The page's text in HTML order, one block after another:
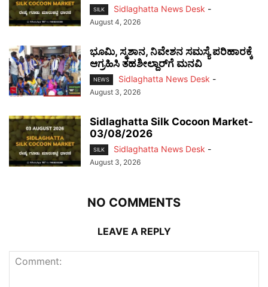
SILK Sidlaghatta News Desk -
August 4, 2026
ಭೂಮಿ, ಸ್ಮಶಾನ, ನಿವೇಶನ ಸಮಸ್ಯೆ ಪರಿಹಾರಕ್ಕೆ
ಆಗ್ರಹಿಸಿ ತಹಶೀಲ್ದಾರ್‌ಗೆ ಮನವಿ
NEWS Sidlaghatta News Desk -
August 3, 2026
Sidlaghatta Silk Cocoon Market-
03/08/2026
SILK Sidlaghatta News Desk -
August 3, 2026
NO COMMENTS
LEAVE A REPLY